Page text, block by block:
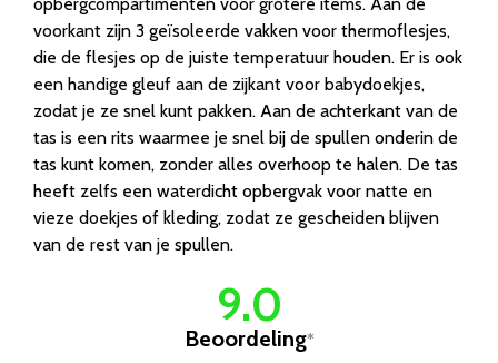
voorkant zijn 3 geïsoleerde vakken voor thermoflesjes,
die de flesjes op de juiste temperatuur houden. Er is ook
een handige gleuf aan de zijkant voor babydoekjes,
zodat je ze snel kunt pakken. Aan de achterkant van de
tas is een rits waarmee je snel bij de spullen onderin de
tas kunt komen, zonder alles overhoop te halen. De tas
heeft zelfs een waterdicht opbergvak voor natte en
vieze doekjes of kleding, zodat ze gescheiden blijven
van de rest van je spullen.
9.0
Beoordeling*